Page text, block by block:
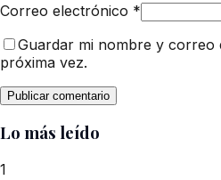
Correo electrónico *
Guardar mi nombre y correo
próxima vez.
Lo más leído
1